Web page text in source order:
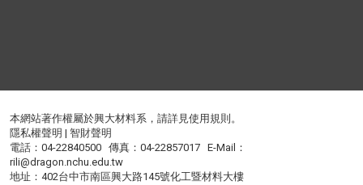
本網站著作權屬於興大材料系，請詳見使用規則 。
隱私權聲明 |智財聲明
電話：04-22840500 傳真：04-22857017 E-Mail：
rili@dragon.nchu.edu.tw
地址：402台中市南區興大路145號化工暨材料大樓